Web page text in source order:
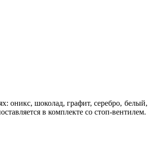
оникс, шоколад, графит, серебро,
в комплекте со стоп-вентилем.